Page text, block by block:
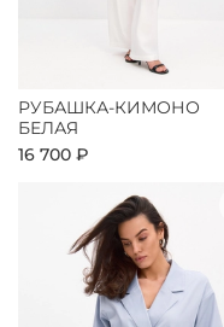
РУБАШКА-КИМОНО
БЕЛАЯ
16 700 ₽